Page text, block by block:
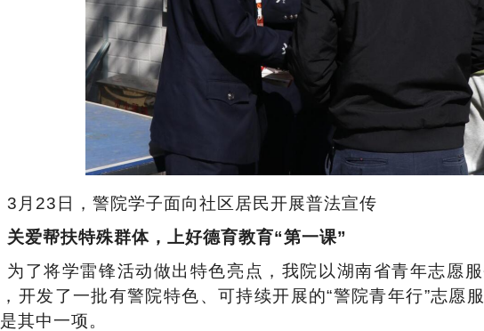
3月23日，警院学子面向社区居民开展普法宣传
关爱帮扶特殊群体，上好德育教育“第一课”
为了将学雷锋活动做出特色亮点， 我院以湖南省青年志愿
开发了一批有警院特色、可持续开展的“警院青年行”志愿
其中一项。